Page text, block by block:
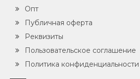
Опт
Публичная оферта
Реквизиты
Пользовательское соглашение
Политика конфиденциальности